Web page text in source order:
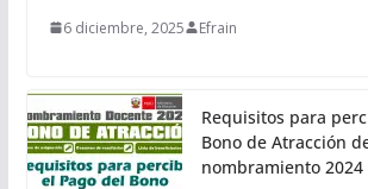
6 diciembre, 2025 Efrain
Requisitos para
Bono de Atracción
nombramiento 2024